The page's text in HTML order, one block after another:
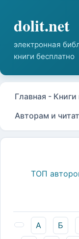
Главная -
Авторам и
ТОП
А Б